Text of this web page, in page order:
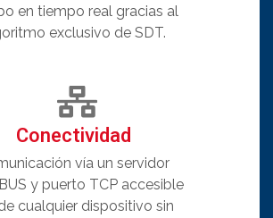
en tiempo real gracias al
exclusivo de SDT.
Conectividad
vía un servidor
y puerto TCP accesible
cualquier dispositivo sin